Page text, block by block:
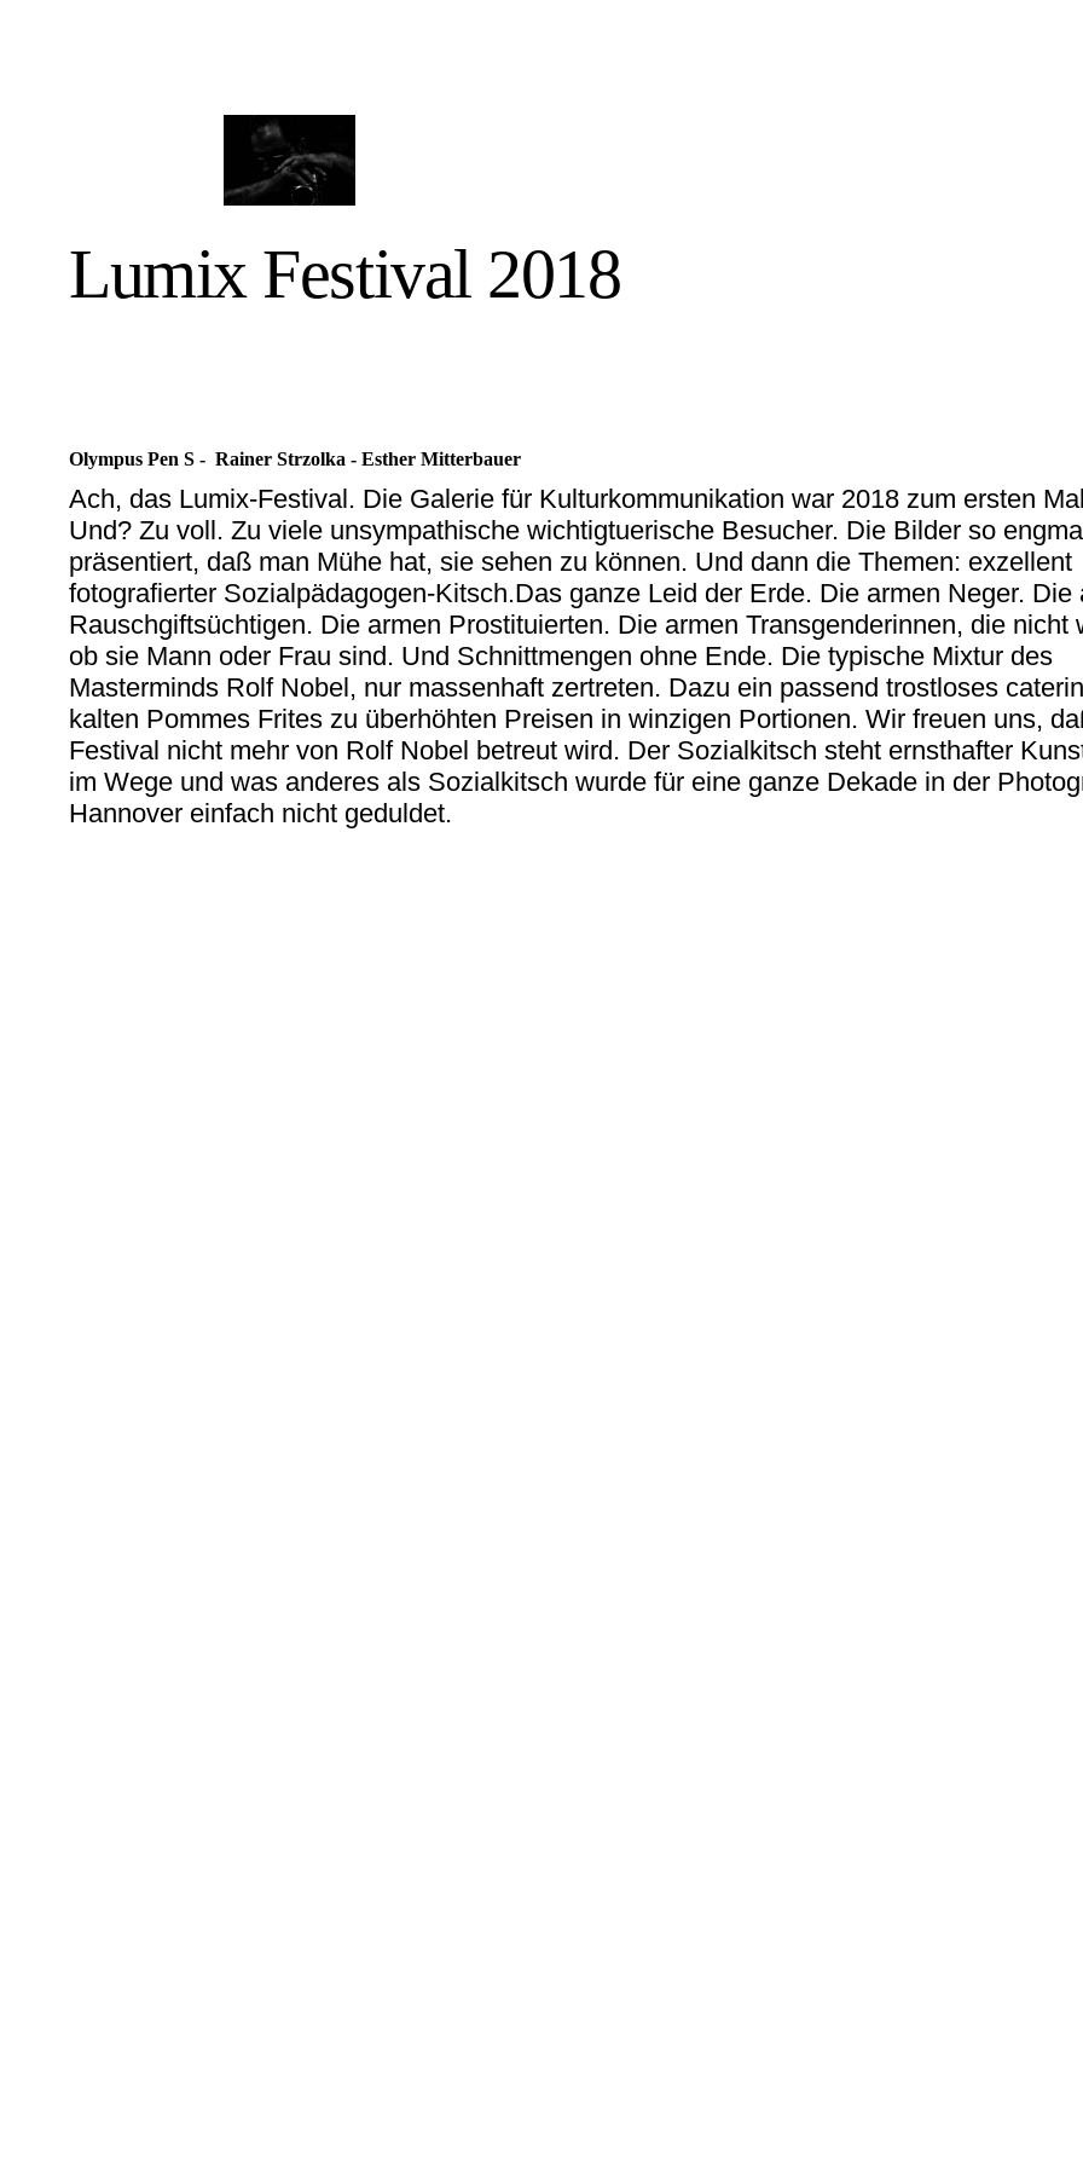
Lumix Festival 2018
Olympus Pen S - Rainer Strzolka - Esther Mitterbauer
Ach, das Lumix-Festival. Die Galerie für Kulturkommunikation war 2018 zum ersten
Und? Zu voll. Zu viele unsympathische wichtigtuerische Besucher. Die Bilder so
präsentiert, daß man Mühe hat, sie sehen zu können. Und dann die Themen: exzellent
fotografierter Sozialpädagogen-Kitsch.Das ganze Leid der Erde. Die armen Neger. Die
Rauschgiftsüchtigen. Die armen Prostituierten. Die armen Transgenderinnen, die nicht
ob sie Mann oder Frau sind. Und Schnittmengen ohne Ende. Die typische Mixtur des
Masterminds Rolf Nobel, nur massenhaft zertreten. Dazu ein passend trostloses
kalten Pommes Frites zu überhöhten Preisen in winzigen Portionen. Wir freuen uns,
Festival nicht mehr von Rolf Nobel betreut wird. Der Sozialkitsch steht ernsthafter
im Wege und was anderes als Sozialkitsch wurde für eine ganze Dekade in der
Hannover einfach nicht geduldet.